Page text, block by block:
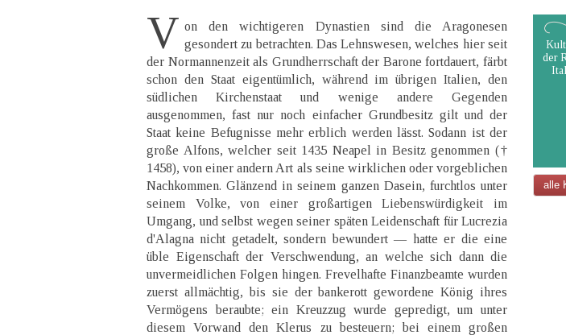
V on den wichtigeren Dynastien sind die Aragonesen
gesondert zu betrachten. Das Lehnswesen, welches hier seit
der Normannenzeit als Grundherrschaft der Barone fortdauert, färbt
schon den Staat eigentümlich, während im übrigen Italien, den
südlichen Kirchenstaat und wenige andere Gegenden
ausgenommen, fast nur noch einfacher Grundbesitz gilt und der
Staat keine Befugnisse mehr erblich werden lässt. Sodann ist der
große Alfons, welcher seit 1435 Neapel in Besitz genommen (†
1458), von einer andern Art als seine wirklichen oder vorgeblichen
Nachkommen. Glänzend in seinem ganzen Dasein, furchtlos unter
seinem Volke, von einer großartigen Liebenswürdigkeit im
Umgang, und selbst wegen seiner späten Leidenschaft für Lucrezia
d'Alagna nicht getadelt, sondern bewundert — hatte er die eine
üble Eigenschaft der Verschwendung, an welche sich dann die
unvermeidlichen Folgen hingen. Frevelhafte Finanzbeamte wurden
zuerst allmächtig, bis sie der bankerott gewordene König ihres
Vermögens beraubte; ein Kreuzzug wurde gepredigt, um unter
diesem Vorwand den Klerus zu besteuern; bei einem großen
der
alle